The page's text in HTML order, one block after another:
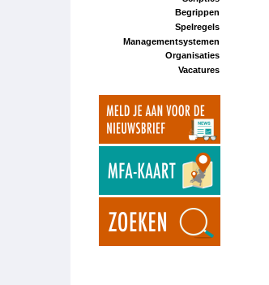
Begrippen
Spelregels
Managementsystemen
Organisaties
Vacatures